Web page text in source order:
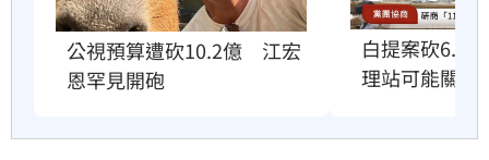
公視預算遭砍10.2億　江宏
恩罕見開砲
白提案砍6.6
理站可能關門